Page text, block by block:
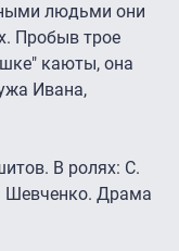
людьми они
Пробыв трое
каюты, она
Ивана,
В ролях: С.
Шевченко. Драма